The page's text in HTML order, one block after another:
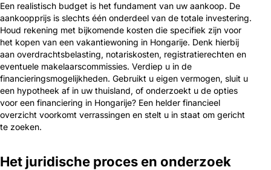
Een realistisch budget is het fundament van uw aankoop. De
aankoopprijs is slechts één onderdeel van de totale investering.
Houd rekening met bijkomende kosten die specifiek zijn voor
het kopen van een vakantiewoning in Hongarije. Denk hierbij
aan overdrachtsbelasting, notariskosten, registratierechten en
eventuele makelaarscommissies. Verdiep u in de
financieringsmogelijkheden. Gebruikt u eigen vermogen, sluit u
een hypotheek af in uw thuisland, of onderzoekt u de opties
voor een financiering in Hongarije? Een helder financieel
overzicht voorkomt verrassingen en stelt u in staat om gericht
te zoeken.
Het juridische proces en onderzoek